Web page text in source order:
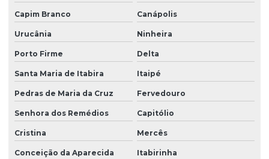
Capim Branco Canápolis
Urucânia Ninheira
Porto Firme Delta
Santa Maria de Itabira Itaipé
Pedras de Maria da Cruz Fervedouro
Senhora dos Remédios Capitólio
Cristina Mercês
Conceição da Aparecida Itabirinha